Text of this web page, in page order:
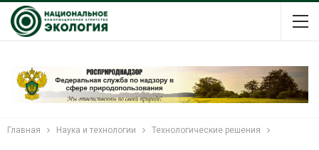
Главная Наука и технологии Технологические решения